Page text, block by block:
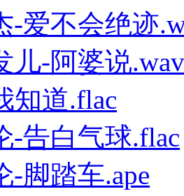
-爱不会绝迹
儿-阿婆说.wav
知道.flac
-告白气球.flac
-脚踏车.ape